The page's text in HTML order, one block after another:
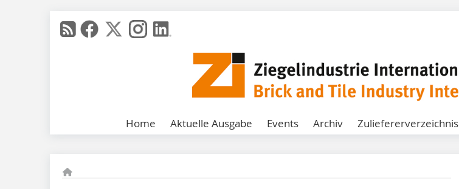
Home Aktuelle Ausgabe Events Archiv Zuliefererverzeichnis